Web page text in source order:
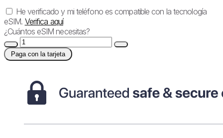
He verificado y mi teléfono es compatible con la tecnología
eSIM. Verifica aquí
¿Cuántos eSIM necesitas?
Paga con la tarjeta